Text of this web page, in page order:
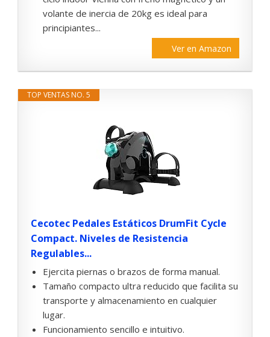
volante de inercia de 20kg es ideal para
principiantes...
Ver en Amazon
TOP VENTAS NO. 5
Cecotec Pedales Estáticos DrumFit Cycle
Compact. Niveles de Resistencia
Regulables...
Ejercita piernas o brazos de forma manual.
Tamaño compacto ultra reducido que facilita su
transporte y almacenamiento en cualquier
lugar.
Funcionamiento sencillo e intuitivo.